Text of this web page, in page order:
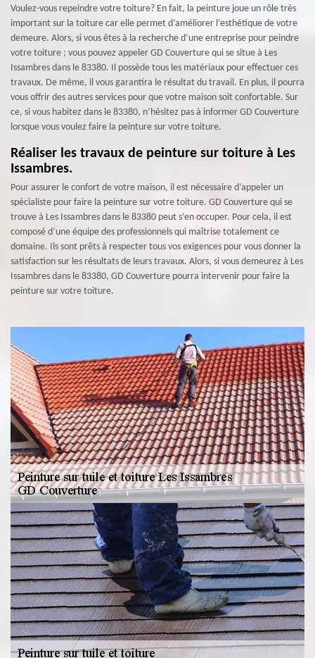
Voulez-vous repeindre votre toiture? En fait, la peinture joue un rôle très
important sur la toiture car elle permet d’améliorer l’esthétique de votre
demeure. Alors, si vous êtes à la recherche d’une entreprise pour peindre
votre toiture ; vous pouvez appeler GD Couverture qui se situe à Les
Issambres dans le 83380. Il possède tous les matériaux pour effectuer ces
travaux. De même, il vous garantira le résultat du travail. En plus, il pourra
vous offrir des autres services pour que votre maison soit confortable. Sur
ce, si vous habitez dans le 83380, n’hésitez pas à informer GD Couverture
lorsque vous voulez faire la peinture sur votre toiture.
Réaliser les travaux de peinture sur toiture à Les
Issambres.
Pour assurer le confort de votre maison, il est nécessaire d’appeler un
spécialiste pour faire la peinture sur votre toiture. GD Couverture qui se
trouve à Les Issambres dans le 83380 peut s’en occuper. Pour cela, il est
composé d’une équipe des professionnels qui maîtrise totalement ce
domaine. Ils sont prêts à respecter tous vos exigences pour vous donner la
satisfaction sur les résultats de leurs travaux. Alors, si vous demeurez à Les
Issambres dans le 83380, GD Couverture pourra intervenir pour faire la
peinture sur votre toiture.